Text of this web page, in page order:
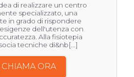
di realizzare un centro
specializzato, una
in grado di rispondere
dell'utenza con
Alla fisiotepia
tecniche di&nb[...]
CHIAMA ORA